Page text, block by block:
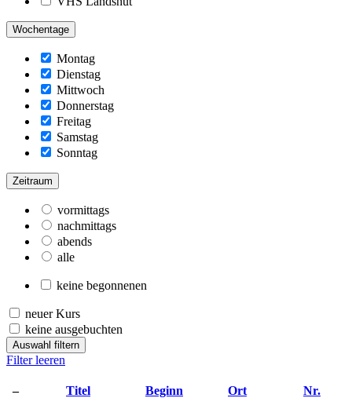
Wochentage
Montag
Dienstag
Mittwoch
Donnerstag
Freitag
Samstag
Sonntag
Zeitraum
vormittags
nachmittags
abends
alle
keine begonnenen
neuer Kurs
keine ausgebuchten
Auswahl filtern
Filter leeren
– Titel Beginn Ort
Nr.